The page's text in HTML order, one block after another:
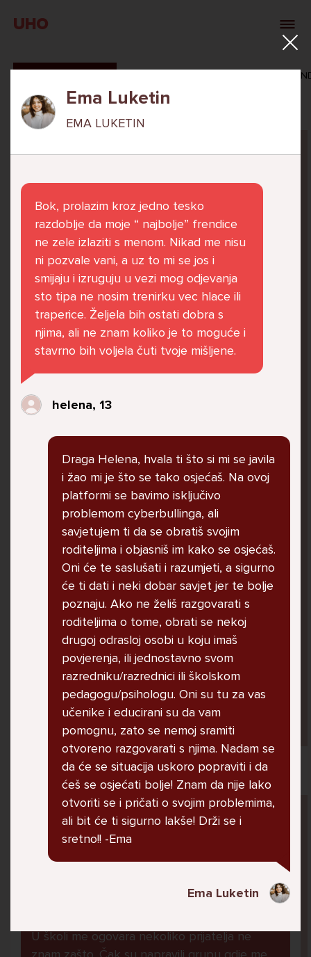
UHO
VERONIKA
Već 6 godina u školi nekoliko cura iz mog
razreda me izbacuju iz zajedničkih aktivnosti
te me iskorištavaju. Dečki iz mojeg razreda mi
govore da sam glupača te me preko discorda
vrijeđaju jer sam niska te mi govore da se
ubijem. Prije mjesec dana su me istukli kod
parka iz čistog mira dok sam prolazila sa
svojim susjedama i malim psom. Stalno u
krevet idem plačući. Nesvjesno te zbog
ljutnje sam se počela tući po nogama no
prestala sam jer me važna osoba potaknula
na to. Prije toga svega nakon nekoliko godina
prijateljstva ostavila me najbolja prijateljica
nisam htjela ići u školu jer me to sve jako
pogodilo. Cyber bulyala me preko snapchata
i drugih drugih društvenih mreža. Sad opet
razgovaramo no jako teško. Stalno provodim
vrijeme učeći ili trenirajući moje pse jako sam
vezana za njih te ih jako volim Često
razgovaram s mamom no ne želim joj sve reći
jer me ne shvaća. Ponekad želim skočiti sa
balkona svoje kuće. Neznam što da više
Lana, 12
Pitaj Stručnjaka
STRUCNJAK
U školi me ogovara nekoliko prijatelja ne
Ema Luketin
EMA LUKETIN
Bok, prolazim kroz jedno tesko
razdoblje da moje “ najbolje” frendice
ne zele izlaziti s menom. Nikad me nisu
ni pozvale vani, a uz to mi se jos i
smijaju i izruguju u vezi mog odjevanja
sto tipa ne nosim trenirku vec hlace ili
traperice. Željela bih ostati dobra s
njima, ali ne znam koliko je to moguće i
stavrno bih voljela čuti tvoje mišljene.
helena, 13
Draga Helena, hvala ti što si mi se javila
i žao mi je što se tako osjećaš. Na ovoj
platformi se bavimo isključivo
problemom cyberbullinga, ali
savjetujem ti da se obratiš svojim
roditeljima i objasniš im kako se osjećaš.
Oni će te saslušati i razumjeti, a sigurno
će ti dati i neki dobar savjet jer te bolje
poznaju. Ako ne želiš razgovarati s
roditeljima o tome, obrati se nekoj
drugoj odrasloj osobi u koju imaš
povjerenja, ili jednostavno svom
razredniku/razrednici ili školskom
pedagogu/psihologu. Oni su tu za vas
učenike i educirani su da vam
pomognu, zato se nemoj sramiti
otvoreno razgovarati s njima. Nadam se
da će se situacija uskoro popraviti i da
ćeš se osjećati bolje! Znam da nije lako
otvoriti se i pričati o svojim problemima,
ali bit će ti sigurno lakše! Drži se i
sretno!! -Ema
Ema Luketin